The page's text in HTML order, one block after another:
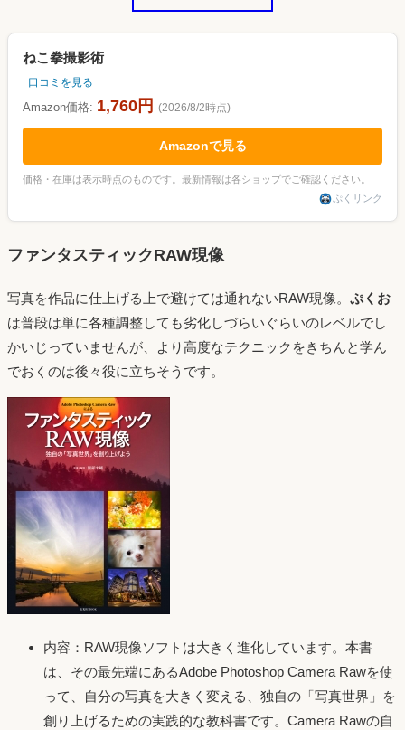
ねこ拳撮影術
口コミを見る
Amazon価格: 1,760円 (2026/8/2時点)
Amazonで見る
価格・在庫は表示時点のものです。最新情報は各ショップでご確認ください。
ぷくリンク
ファンタスティックRAW現像
写真を作品に仕上げる上で避けては通れないRAW現像。 ぷくお
は普段は単に各種調整しても劣化しづらいぐらいのレベルでし
かいじっていませんが、より高度なテクニックをきちんと学ん
でおくのは後々役に立ちそうです。
内容：RAW現像ソフトは大きく進化しています。本書
は、その最先端にあるAdobe Photoshop Camera Rawを使
って、自分の写真を大きく変える、独自の「写真世界」を
創り上げるための実践的な教科書です。Camera Rawの自